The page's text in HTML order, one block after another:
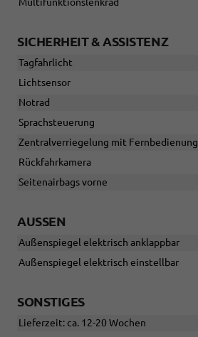
Multifunktionslenkrad
SICHERHEIT & ASSISTENZ
Tagfahrlicht
Lichtsensor
Notrad
Sprachsteuerung
Zentralverriegelung mit Fernbedienung
Rückfahrkamera
Seitenairbags vorne
AUSSEN
Außenspiegel elektrisch anklappbar
Außenspiegel elektrisch einstellbar
SONSTIGES
Lieferzeit: ca. 12-20 Wochen